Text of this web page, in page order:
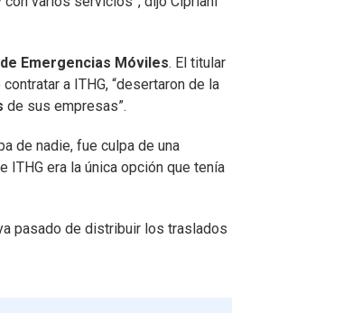
Emergencias Móviles. El titular
a ITHG, “desertaron de la
de sus empresas”.
de nadie, fue culpa de una
ITHG era la única opción que tenía
pasado de distribuir los traslados